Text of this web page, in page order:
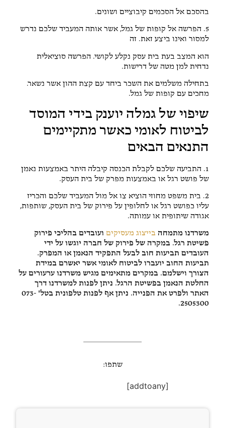
בהסכם אל הסכמים קיבוציים ושונים.
5. הפרשה אל קופות של גמל, אשר אותה המעביד שלכם נדרש
למסור ואינו ביצע זאת. זה
הוא המצב בעת בית עסק נקלע לקושי. הפרשה סוציאלית
נדחית למן מטה של דרישות.
בתחילה משלמים את השכר ביחד עם קצת ההון אשר נשאר.
מחכים עם קופות של גמל.
שיפוי של גמלה יוענק בידי המוסד
לביטוח לאומי כאשר מתקיימים
התנאים הבאים
1. התביעה שלכם לקבלת הכנסה קיבלה היתר באמצעות נאמן
של פושט רגל או באמצעות מפרק של בית העסק.
2. בית משפט מחוזי הוציא צו אל מול המעביד שלכם והכריז
עליו כפושט רגל או לחלופין על פירוק של בית העסק, שותפות,
אגודה שיתופית או עמותה.
משרדנו מתמחה בייצוג מעסיקים ועובדים בהליכי פירוק
פשיטת רגל. במקרה של פירוק של חברה יוגשו על ידי
העובדים תביעות חוב לבעל התפקיד הנאמן או המפרק.
תביעות החוב יועברו לביטוח לאומי אשר יאשרם במידת
הצורך וישלמם. במקרים מתאימים מגיש משרדנו ערעורים על
החלטת הנאמן בפשיטת הרגל. ניתן לפנות למשרדנו דרך
האתר ולפרט את הפנייה. ניתן אף לפנות טלפונית בטל' 073-
2505300.
שתפו:
[addtoany]